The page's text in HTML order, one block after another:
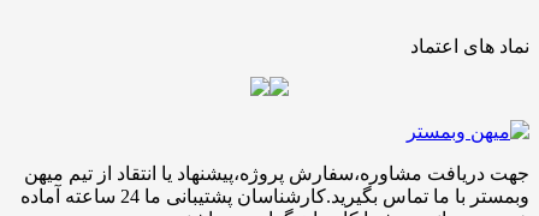
نماد های اعتماد
جهت دریافت مشاوره،سفارش پروژه،پیشنهاد یا انتقاد از تیم میهن
وبمستر با ما تماس بگیرید.کارشناسان پشتیبانی ما 24 ساعته آماده